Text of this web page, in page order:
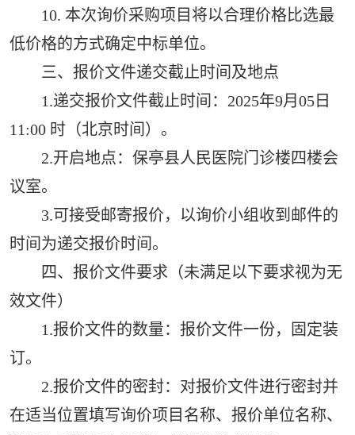
10. 本次询价采购项目将以合理价格比选最
低价格的方式确定中标单位。
三、报价文件递交截止时间及地点
1.递交报价文件截止时间：2025年9月05日
11:00 时（北京时间）。
2.开启地点：保亭县人民医院门诊楼四楼会
议室。
3.可接受邮寄报价，以询价小组收到邮件的
时间为递交报价时间。
四、报价文件要求（未满足以下要求视为无
效文件）
1.报价文件的数量：报价文件一份，固定装
订。
2.报价文件的密封：对报价文件进行密封并
在适当位置填写询价项目名称、报价单位名称、